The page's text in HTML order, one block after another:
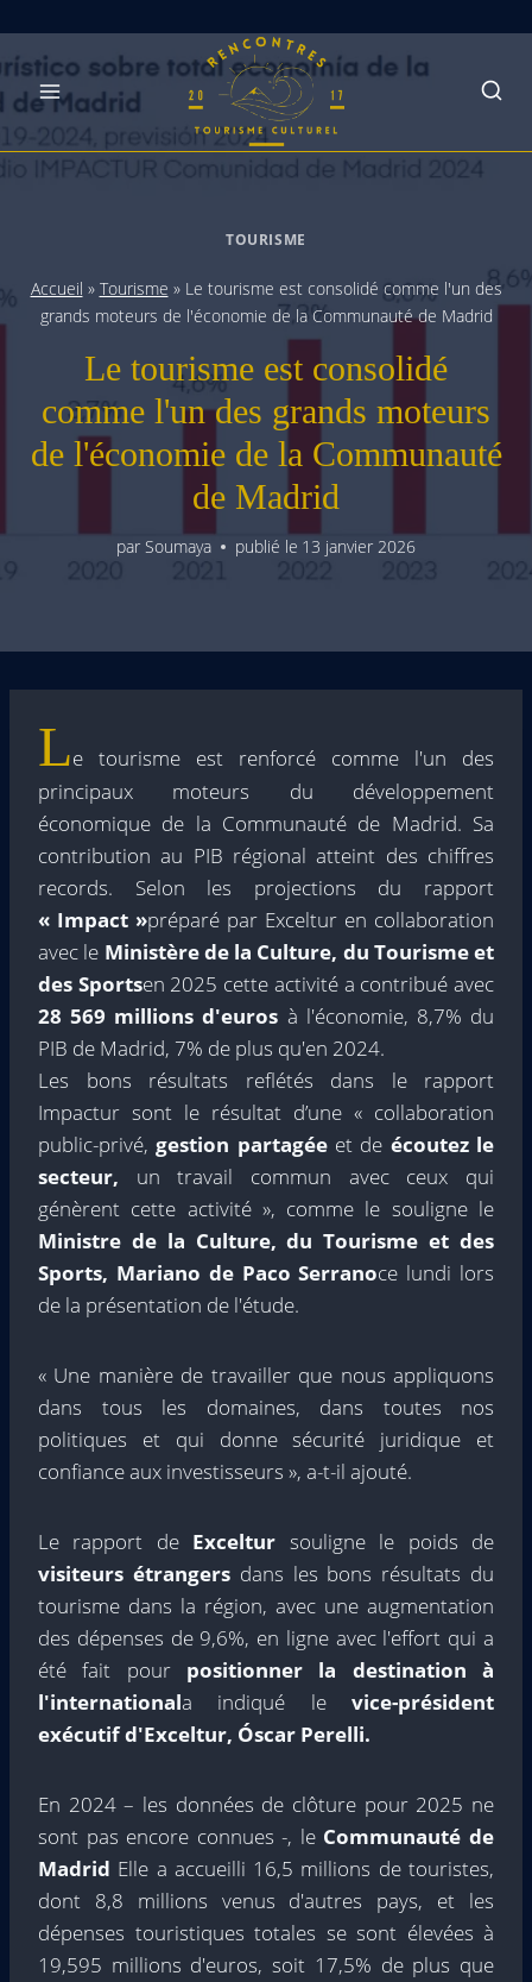
to
content
TOURISME
Accueil » Tourisme » Le tourisme est consolidé comme l'un des
grands moteurs de l'économie de la Communauté de Madrid
Le tourisme est consolidé
comme l'un des grands moteurs
de l'économie de la Communauté
de Madrid
par Soumaya publié le 13 janvier 2026
Le tourisme est renforcé comme l'un des
principaux moteurs du développement
économique de la Communauté de Madrid. Sa
contribution au PIB régional atteint des chiffres
records. Selon les projections du rapport
« Impact »préparé par Exceltur en collaboration
avec le Ministère de la Culture, du Tourisme et
des Sportsen 2025 cette activité a contribué avec
28 569 millions d'euros à l'économie, 8,7% du
PIB de Madrid, 7% de plus qu'en 2024.
Les bons résultats reflétés dans le rapport
Impactur sont le résultat d’une « collaboration
public-privé,gestion partagéeet de écoutez le
secteur, un travail commun avec ceux qui
génèrent cette activité », comme le souligne le
Ministre de la Culture, du Tourisme et des
Sports, Mariano de Paco Serranoce lundi lors
de la présentation de l'étude.
« Une manière de travailler que nous appliquons
dans tous les domaines, dans toutes nos
politiques et qui donne sécurité juridique et
confiance aux investisseurs », a-t-il ajouté.
Le rapport de Exceltur souligne le poids de
visiteurs étrangersdans les bons résultats du
tourisme dans la région, avec une augmentation
des dépenses de 9,6%, en ligne avec l'effort qui a
été fait pour positionner la destination à
l'internationala indiqué levice-président
exécutif d'Exceltur, Óscar Perelli.
En 2024 – les données de clôture pour 2025 ne
sont pas encore connues -, le Communauté de
Madrid Elle a accueilli 16,5 millions de touristes,
dont 8,8 millions venus d'autres pays, et les
dépenses touristiques totales se sont élevées à
19,595 millions d'euros, soit 17,5% de plus que